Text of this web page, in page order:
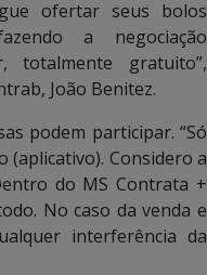
ofertar seus bolos
a negociação
totalmente gratuito”,
João Benitez.
podem participar. “Só
(aplicativo). Considero a
do MS Contrata +
No caso da venda e
interferência da